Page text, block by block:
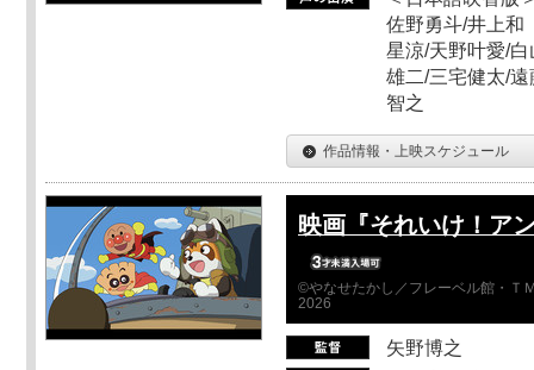
佐野勇斗/井上和
星涼/天野叶愛/
雄二/三宅健太/
智之
作品情報・上映スケジュール
映画『それいけ！ア
©やなせたかし／フレーベル館・Ｔ
2026
矢野博之